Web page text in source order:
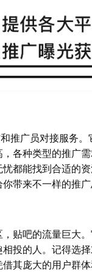
推广员对接服务
各种类型的推广
都能找到合适的
带来不一样的推
贴吧的流量巨大
投的人。记得选
其庞大的用户群